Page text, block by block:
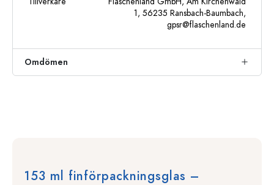
1, 56235 Ransbach-Baumbach,
gpsr@flaschenland.de
Omdömen
153 ml finförpackningsglas –